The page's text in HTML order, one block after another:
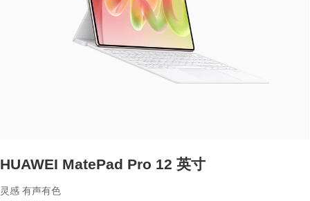
HUAWEI MatePad Pro 12 英寸
灵感 有声有色